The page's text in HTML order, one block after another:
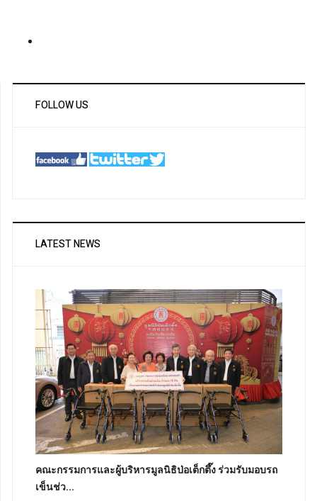
FOLLOW US
LATEST NEWS
คณะกรรมการและผู้บริหารมูลนิธิป่อเต็กตึ๊ง ร่วมรับมอบรถ
เข็นช่ว...